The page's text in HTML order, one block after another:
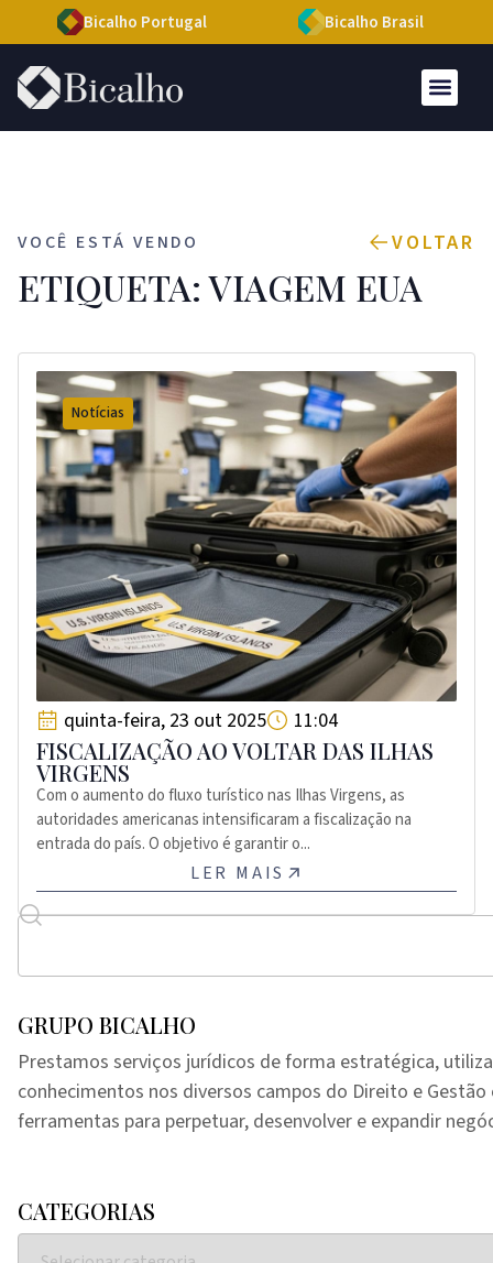
Bicalho Portugal Bicalho Brasil
VOCÊ ESTÁ VENDO VOLTAR
ETIQUETA: VIAGEM EUA
Notícias
quinta-feira, 23 out 2025 11:04
FISCALIZAÇÃO AO VOLTAR DAS ILHAS
VIRGENS
Com o aumento do fluxo turístico nas Ilhas Virgens, as
autoridades americanas intensificaram a fiscalização na
entrada do país. O objetivo é garantir o...
LER MAIS
GRUPO BICALHO
Prestamos serviços jurídicos de forma estratégica,
conhecimentos nos diversos campos do Direito e
ferramentas para perpetuar, desenvolver e expandir
CATEGORIAS